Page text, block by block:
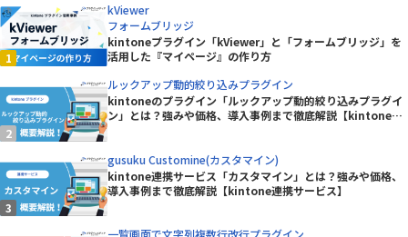
kViewer
フォームブリッジ
kintoneプラグイン「kViewer」と「フォームブリッジ」を
活用した『マイページ』の作り方
ルックアップ動的絞り込みプラグイン
kintoneのプラグイン「ルックアップ動的絞り込みプラグイ
ン」とは？強みや価格、導入事例まで徹底解説【kintoneプ
gusuku Customine(カスタマイン)
kintone連携サービス「カスタマイン」とは？強みや価格、
導入事例まで徹底解説【kintone連携サービス】
一覧画面で文字列複数行改行プラグイン